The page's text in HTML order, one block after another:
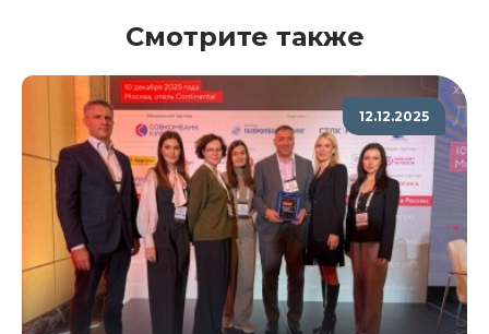
Смотрите также
12.12.2025